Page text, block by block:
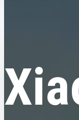
Скрізь
Електромобілі
0
Ваш кошик